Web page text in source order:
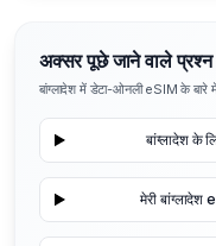
अक्सर पूछे जाने वाले प्रश्न
बांग्लादेश में डेटा-ओनली eSIM के बारे
बांग्लादेश के
मेरी बांग्लादेश